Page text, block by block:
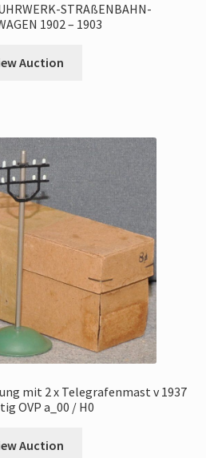
STRAßENBAHN-
1902 – 1903
Auction
mit 2 x Telegrafenmast v 1937
OVP a_00 / H0
Auction